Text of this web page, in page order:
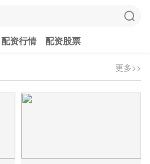
配资行情 配资股票
更多>>